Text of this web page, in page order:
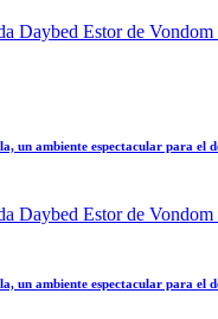
un ambiente espectacular para el
un ambiente espectacular para el